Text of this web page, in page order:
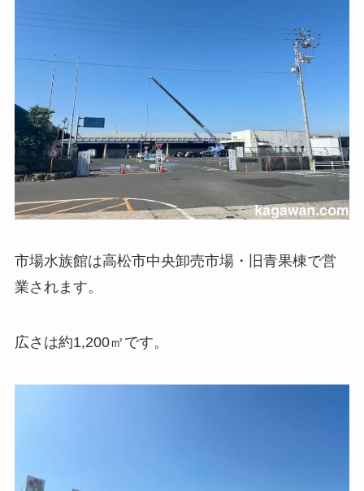
市場水族館は高松市中央卸売市場・旧青果棟で営
業されます。
広さは約1,200㎡です。